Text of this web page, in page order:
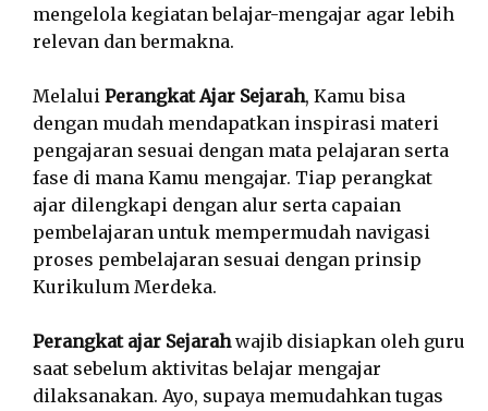
mengelola kegiatan belajar-mengajar agar lebih
relevan dan bermakna.
Melalui Perangkat Ajar Sejarah, Kamu bisa
dengan mudah mendapatkan inspirasi materi
pengajaran sesuai dengan mata pelajaran serta
fase di mana Kamu mengajar. Tiap perangkat
ajar dilengkapi dengan alur serta capaian
pembelajaran untuk mempermudah navigasi
proses pembelajaran sesuai dengan prinsip
Kurikulum Merdeka.
Perangkat ajar Sejarahwajib disiapkan oleh guru
saat sebelum aktivitas belajar mengajar
dilaksanakan. Ayo, supaya memudahkan tugas